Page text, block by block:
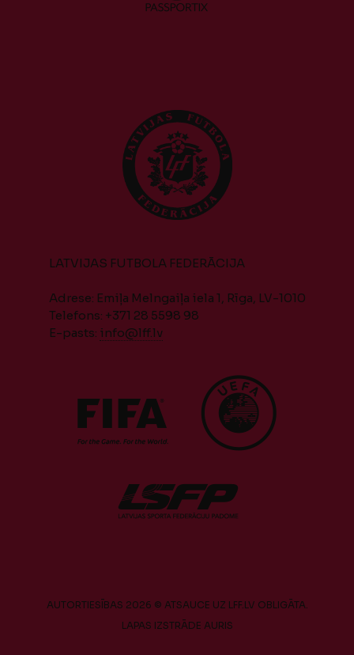
LATVIJAS FUTBOLA FEDERĀCIJA
Adrese: Emiļa Melngaiļa iela 1, Rīga, LV-1010
Telefons: +371 28 5598 98
E-pasts: info@lff.lv
AUTORTIESĪBAS 2026 © ATSAUCE UZ LFF.LV OBLIGĀTA.
LAPAS IZSTRĀDE AURIS